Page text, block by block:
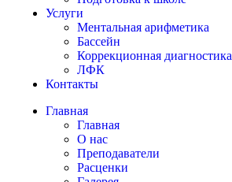
Услуги
Ментальная арифметика
Бассейн
Коррекционная диагностика
ЛФК
Контакты
Главная
Главная
О нас
Преподаватели
Расценки